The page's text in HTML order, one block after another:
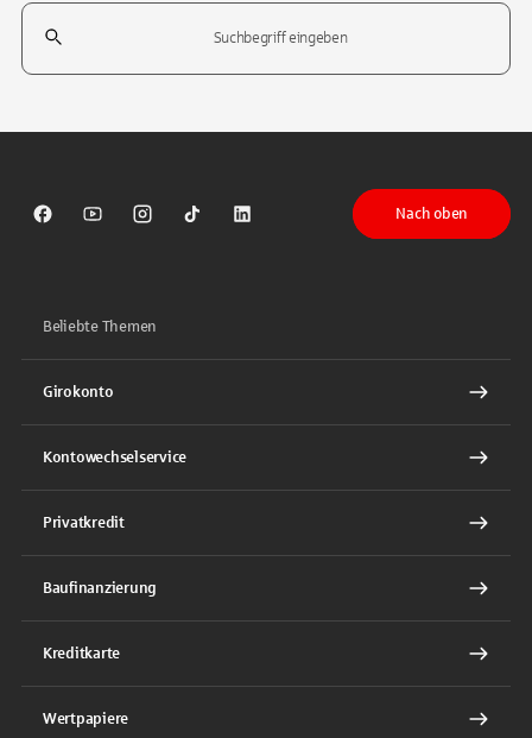
Suchfeld
Sparkasse auf Facebook
Sparkasse auf Youtube
Sparkasse auf Instagram
Sparkasse auf TikTok
Sparkasse auf LinkedIn
Nach oben
Beliebte Themen
Girokonto
Kontowechselservice
Privatkredit
Baufinanzierung
Kreditkarte
Wertpapiere